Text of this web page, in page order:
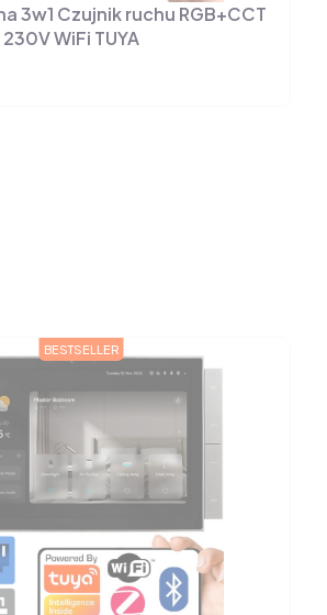
3w1 Czujnik ruchu RGB+CCT
WiFi TUYA
BESTSELLER